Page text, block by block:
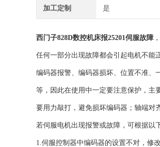
加工定制 是
西门子828D数控机床报25201伺服故障
任何一部分出现故障都会引起电机不能
编码器报警、编码器损坏、位置不准、
等，因此在使用中一定要注意保护，主
要用力敲打，避免损坏编码器；轴端对
若伺服电机出现报警或故障，可根据以
1.伺服控制器中编码器的设置不对，修改